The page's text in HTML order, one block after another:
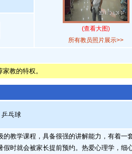
(查看大图)
所有教员照片展示>>
家教的特权。
乓球
教学课程，具备很强的讲解能力，有着一
时就会被家长提前预约。热爱心理学，细